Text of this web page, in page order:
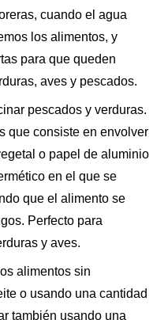
cuando el agua
los alimentos, y
para que queden
aves y pescados.
pescados y verduras.
que consiste en envolver
o papel de aluminio
en el que se
que el alimento se
Perfecto para
y aves.
alimentos sin
o usando una cantidad
también usando una